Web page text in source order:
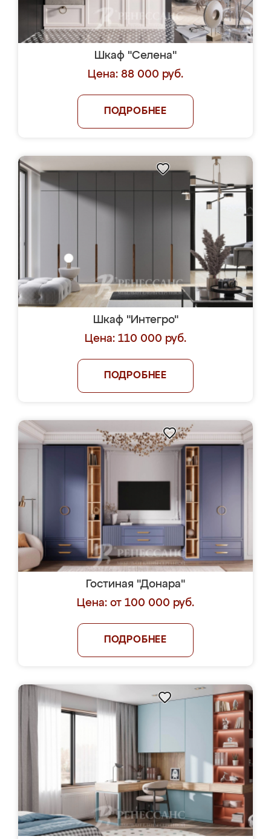
Шкаф "Селена"
Цена: 88 000 руб.
ПОДРОБНЕЕ
Шкаф "Интегро"
Цена: 110 000 руб.
ПОДРОБНЕЕ
Гостиная "Донара"
Цена: от 100 000 руб.
ПОДРОБНЕЕ